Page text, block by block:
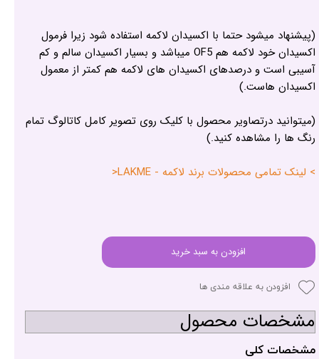
(پیشنهاد میشود حتما با اکسیدان لاکمه استفاده شود زیرا فرمول
اکسیدان خود لاکمه هم OF5 میباشد و بسیار اکسیدان سالم و کم
آسیبی است و درصدهای اکسیدان های لاکمه هم کمتر از معمول
اکسیدان هاست.)
(میتوانید درتصاویر محصول با کلیک روی تصویر کامل کاتالوگ تمام
رنگ ها را مشاهده کنید.)
> لینک تمامی محصولات برند لاکمه - LAKME<
افزودن به سبد خرید
افزودن به علاقه مندی ها
مشخصات محصول
مشخصات کلی